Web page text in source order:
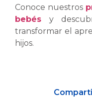
Conoce nuestros
bebés y
transformar el
hijos.